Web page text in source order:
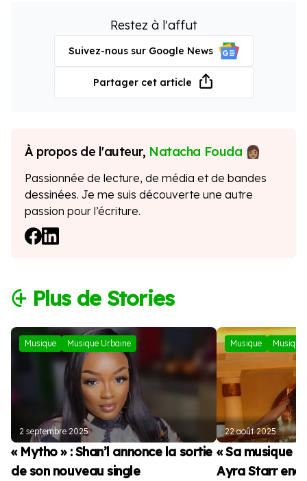
Restez à l'affut
Suivez-nous sur Google News
Partager cet article
À propos de l'auteur, Natacha Fouda
Passionnée de lecture, de média et de bandes
dessinées. Je me suis découverte une autre
passion pour l’écriture.
⨭ Plus de Stories
Musique Musique Urbaine
2 septembre 2025
« Mytho » : Shan’l annonce la sortie
de son nouveau single
Musique
22 août 2025
« Sa musique
Ayra Starr